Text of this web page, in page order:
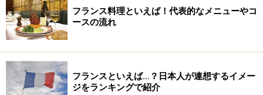
＜DATA＞
■ストラスブール大聖堂
Strasbourg（
フランス料理といえば！代表的なメニューやコ
ースの流れ
フランスといえば…？日本人が連想するイメー
ジをランキングで紹介